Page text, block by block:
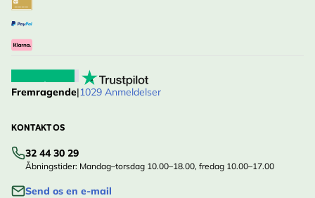
Fremragende|1029 Anmeldelser
KONTAKT OS
32 44 30 29
Åbningstider: Mandag–torsdag 10.00–18.00, fredag 10.00–17.00
Send os en e-mail